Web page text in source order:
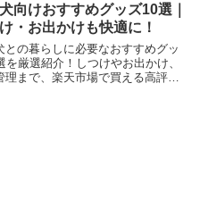
向けおすすめグッズ10選｜
・お出かけも快適に！
との暮らしに必要なおすすめグッ
を厳選紹介！しつけやお出かけ、
理まで、楽天市場で買える高評価